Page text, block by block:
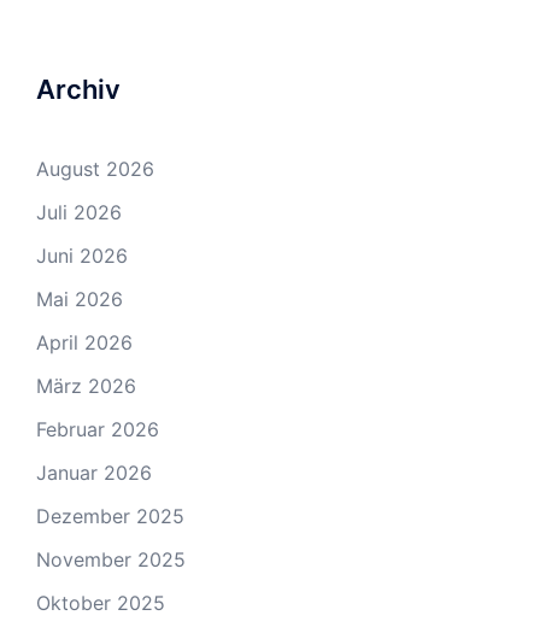
Archiv
August 2026
Juli 2026
Juni 2026
Mai 2026
April 2026
März 2026
Februar 2026
Januar 2026
Dezember 2025
November 2025
Oktober 2025